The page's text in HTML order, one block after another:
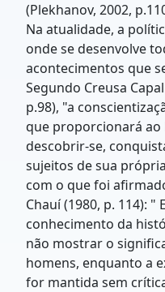
(Plekhanov, 2002,
Na atualidade, a
onde se desenvolve
acontecimentos que
Segundo Creusa
p.98), "a
que proporcionará ao
descobrir-se,
sujeitos de sua
com o que foi
Chauí (1980, p. 114):
conhecimento da
não mostrar o
homens, enquanto a
for mantida sem